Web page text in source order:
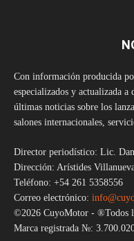
Con información producida
especializados y actualizada
últimas noticias sobre los
salones internacionales,
Director periodístico: Lic.
Dirección: Arístides
Teléfono: +54 261 5358556
Correo electrónico:
©2026 CuyoMotor - ®Todos
Marca registrada №: